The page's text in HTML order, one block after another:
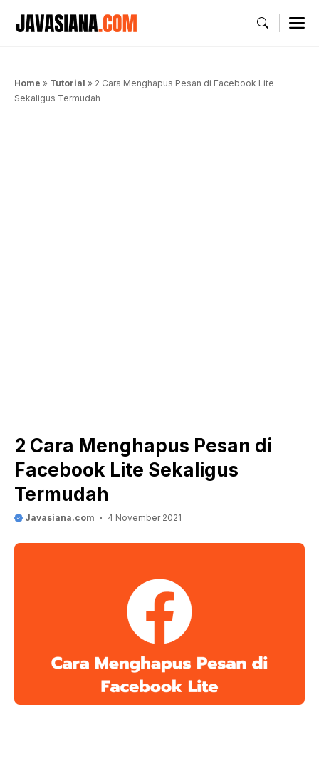
Home » Tutorial » 2 Cara Menghapus Pesan di Facebook Lite
Sekaligus Termudah
2 Cara Menghapus Pesan di
Facebook Lite Sekaligus
Termudah
Javasiana.com 4 November 2021